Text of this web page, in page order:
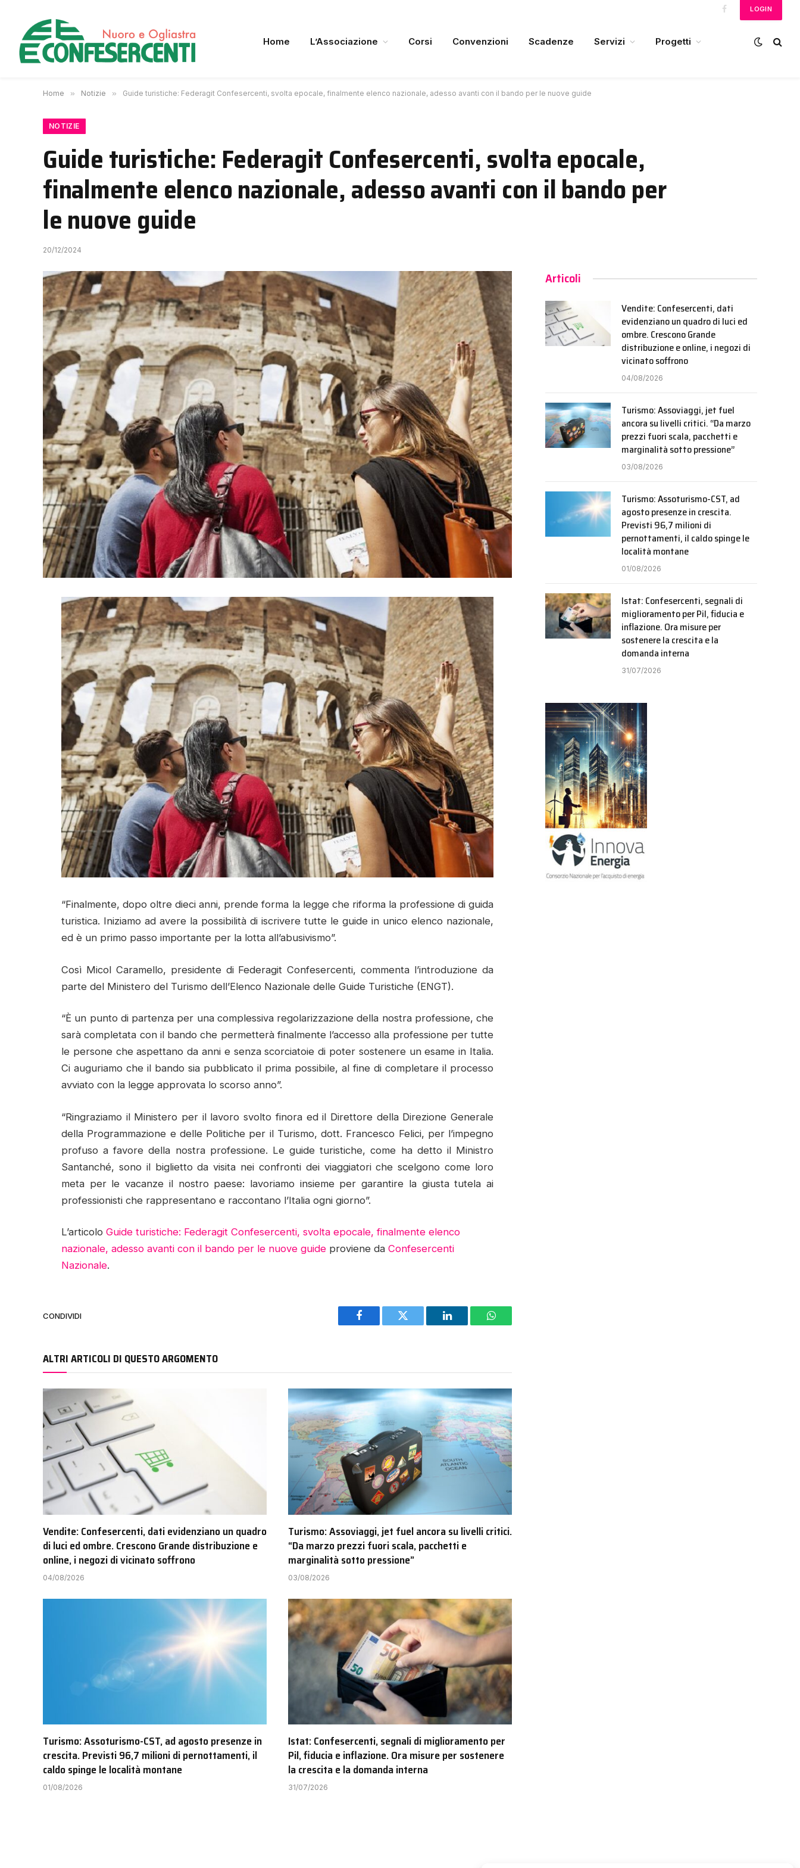
Facebook
LOGIN
Home L’Associazione Corsi Convenzioni Scadenze Servizi Progetti
Home » Notizie » Guide turistiche: Federagit Confesercenti, svolta epocale, finalmente elenco nazionale, adesso avanti con il bando per le nuove guide
NOTIZIE
Guide turistiche: Federagit Confesercenti, svolta epocale,
finalmente elenco nazionale, adesso avanti con il bando per
le nuove guide
20/12/2024
“Finalmente, dopo oltre dieci anni, prende forma la legge che riforma la professione di guida
turistica. Iniziamo ad avere la possibilità di iscrivere tutte le guide in unico elenco nazionale,
ed è un primo passo importante per la lotta all’abusivismo”.
Così Micol Caramello, presidente di Federagit Confesercenti, commenta l’introduzione da
parte del Ministero del Turismo dell’Elenco Nazionale delle Guide Turistiche (ENGT).
“È un punto di partenza per una complessiva regolarizzazione della nostra professione, che
sarà completata con il bando che permetterà finalmente l’accesso alla professione per tutte
le persone che aspettano da anni e senza scorciatoie di poter sostenere un esame in Italia.
Ci auguriamo che il bando sia pubblicato il prima possibile, al fine di completare il processo
avviato con la legge approvata lo scorso anno”.
“Ringraziamo il Ministero per il lavoro svolto finora ed il Direttore della Direzione Generale
della Programmazione e delle Politiche per il Turismo, dott. Francesco Felici, per l’impegno
profuso a favore della nostra professione. Le guide turistiche, come ha detto il Ministro
Santanché, sono il biglietto da visita nei confronti dei viaggiatori che scelgono come loro
meta per le vacanze il nostro paese: lavoriamo insieme per garantire la giusta tutela ai
professionisti che rappresentano e raccontano l’Italia ogni giorno”.
L’articolo Guide turistiche: Federagit Confesercenti, svolta epocale, finalmente elenco
nazionale, adesso avanti con il bando per le nuove guide proviene da Confesercenti
Nazionale.
CONDIVIDI
Facebook Twitter LinkedIn WhatsApp
ALTRI ARTICOLI DI QUESTO ARGOMENTO
Vendite: Confesercenti, dati evidenziano un quadro
di luci ed ombre. Crescono Grande distribuzione e
online, i negozi di vicinato soffrono
04/08/2026
Turismo: Assoviaggi, jet fuel ancora su livelli critici.
“Da marzo prezzi fuori scala, pacchetti e
marginalità sotto pressione”
03/08/2026
Turismo: Assoturismo-CST, ad agosto presenze in
crescita. Previsti 96,7 milioni di pernottamenti, il
caldo spinge le località montane
01/08/2026
Istat: Confesercenti, segnali di miglioramento per
Pil, fiducia e inflazione. Ora misure per sostenere
la crescita e la domanda interna
31/07/2026
Articoli
Vendite: Confesercenti, dati
evidenziano un quadro di luci ed
ombre. Crescono Grande
distribuzione e online, i negozi di
vicinato soffrono
04/08/2026
Turismo: Assoviaggi, jet fuel
ancora su livelli critici. “Da marzo
prezzi fuori scala, pacchetti e
marginalità sotto pressione”
03/08/2026
Turismo: Assoturismo-CST, ad
agosto presenze in crescita.
Previsti 96,7 milioni di
pernottamenti, il caldo spinge le
località montane
01/08/2026
Istat: Confesercenti, segnali di
miglioramento per Pil, fiducia e
inflazione. Ora misure per
sostenere la crescita e la
domanda interna
31/07/2026